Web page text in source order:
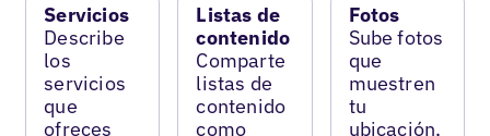
Servicios
Describe
los
servicios
que
ofreces
Listas de
contenido
Comparte
listas de
contenido
como
Fotos
Sube fotos
que
muestren
tu
ubicación,